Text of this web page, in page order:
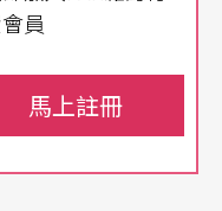
自我尋求。嚴肅音
湧的年代裡，他為
編鄉土民謠……多
景與個人潛質，使
員
馬上註冊